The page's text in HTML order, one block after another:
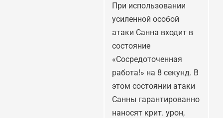
При использовании
усиленной особой
атаки Санна входит в
состояние
«Сосредоточенная
работа!» на 8 секунд. В
этом состоянии атаки
Санны гарантированно
наносят крит. урон,